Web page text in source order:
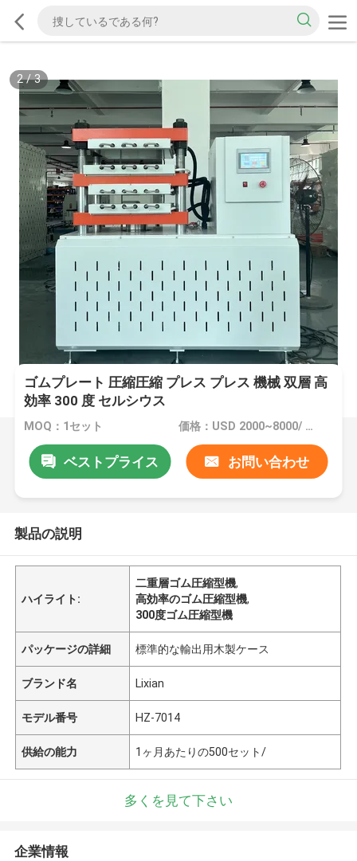
2/3
ゴムプレート 圧縮圧縮 プレス プレス 機械 双層 高
効率 300 度 セルシウス
MOQ：1セット 価格：USD 2000~8000/ per set
ベストプライス お問い合わせ
製品の説明
ハイライト:
二重層ゴム圧縮型機,
高効率のゴム圧縮型機,
300度ゴム圧縮型機
パッケージの詳細 標準的な輸出用木製ケース
ブランド名 Lixian
モデル番号 HZ-7014
供給の能力 1ヶ月あたりの500セット/
多くを見て下さい
企業情報